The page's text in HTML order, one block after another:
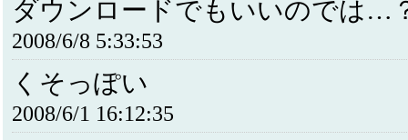
ダウンロードでもいいのでは…
2008/6/8 5:33:53
くそっぽい
2008/6/1 16:12:35